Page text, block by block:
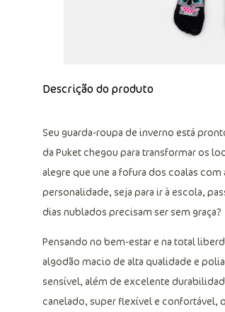
Descrição do produto
Seu guarda-roupa de inverno está
da Puket chegou para transformar os
alegre que une a fofura dos coalas
personalidade, seja para ir à escola,
dias nublados precisam ser sem graça?
Pensando no bem-estar e na total
algodão macio de alta qualidade e
sensível, além de excelente
canelado, super flexível e confortável,